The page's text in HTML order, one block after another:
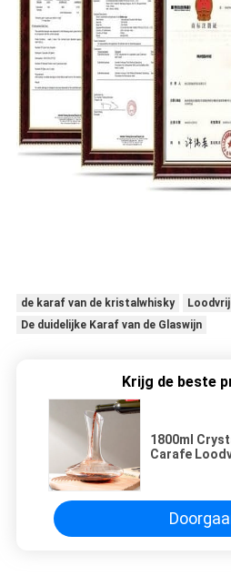
de karaf van de kristalwhisky
De duidelijke Karaf van de Glaswijn
Krijg de beste
1800ml
Carafe